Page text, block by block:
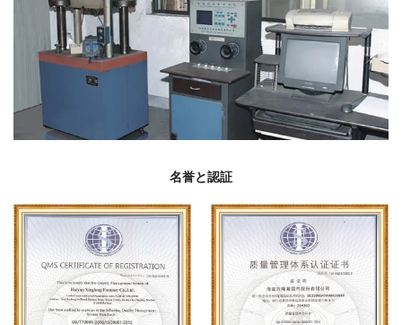
名誉と認証